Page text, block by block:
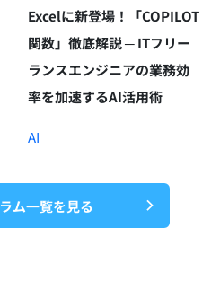
Excelに新登場！「COPILOT
関数」徹底解説 ─ ITフリー
ランスエンジニアの業務効
率を加速するAI活用術
AI
ム一覧を見る